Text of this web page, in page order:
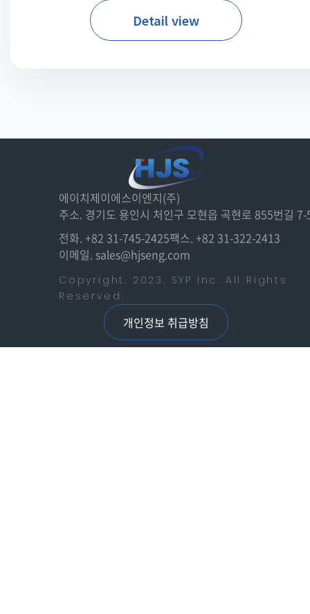
Detail view
에이치제이에스이엔지(주)
주소. 경기도 용인시 처인구 모현읍 곡현로 855번길 7-
전화. +82 31-745-2425팩스. +82 31-322-2413
이메일. sales@hjseng.com
Copyright. 2023. SYP Inc. All Rights
Reserved.
개인정보 취급방침